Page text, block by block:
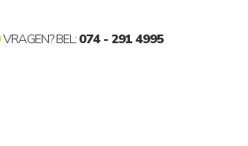
VRAGEN? BEL:074 - 291 4995